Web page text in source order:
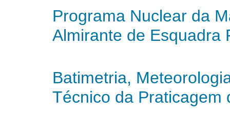
Programa Nuclear da
Almirante de Esquadra
Batimetria,
Técnico da Praticagem